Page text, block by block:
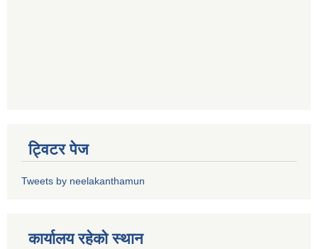
ट्विटर पेज
Tweets by neelakanthamun
कार्यालय रहेको स्थान